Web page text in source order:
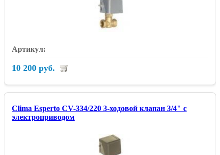
10 200 руб.
Clima Esperto CV-334/220 3-ходовой клапан 3/4" с
электроприводом